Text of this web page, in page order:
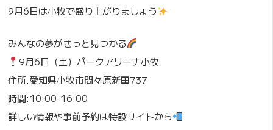
9月6日は小牧で盛り上がりましょう
みんなの夢がきっと見つかる
9月6日（土）パークアリーナ小牧
住所:愛知県小牧市間々原新田737
時間:10:00-16:00
詳しい情報や事前予約は特設サイトから